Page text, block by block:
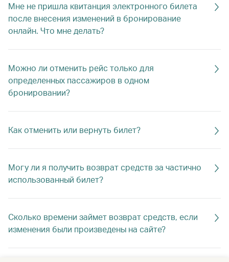
Мне не пришла квитанция электронного билета
после внесения изменений в бронирование
онлайн. Что мне делать?
Можно ли отменить рейс только для
определенных пассажиров в одном
бронировании?
Как отменить или вернуть билет?
Могу ли я получить возврат средств за частично
использованный билет?
Сколько времени займет возврат средств, если
изменения были произведены на сайте?